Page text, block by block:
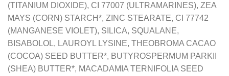
(TITANIUM DIOXIDE), CI 77007 (ULTRAMARINES), ZEA
MAYS (CORN) STARCH*, ZINC STEARATE, CI 77742
(MANGANESE VIOLET), SILICA, SQUALANE,
BISABOLOL, LAUROYL LYSINE, THEOBROMA CACAO
(COCOA) SEED BUTTER*, BUTYROSPERMUM PARKII
(SHEA) BUTTER*, MACADAMIA TERNIFOLIA SEED